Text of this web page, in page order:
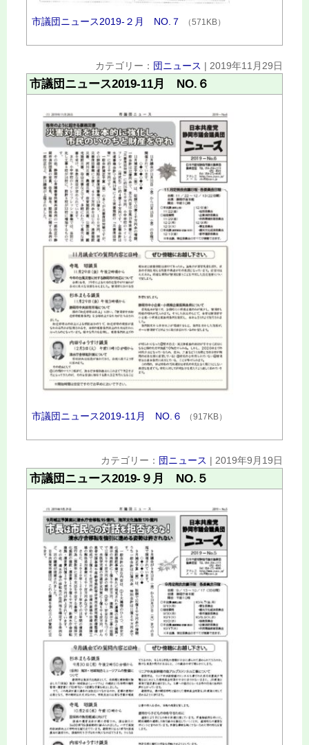
市議団ニュース2019‐２月 NO.７ （571KB）
カテゴリー： 団ニュース | 2019年11月29日
市議団ニュース2019‐11月 NO.６
市議団ニュース2019‐11月 NO.６ （917KB）
カテゴリー： 団ニュース | 2019年9月19日
市議団ニュース2019‐９月 NO.５